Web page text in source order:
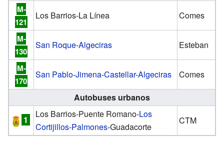
M-
121
Los Barrios-La Línea Comes
M-
130
San Roque-Algeciras Esteban
M-
170
San Pablo-Jimena-Castellar-Algeciras
Comes
Autobuses urbanos
1
Los Barrios-Puente Romano-Los
Cortijillos-Palmones-Guadacorte
CTM